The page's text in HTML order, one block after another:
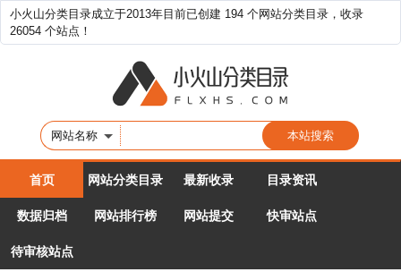
小火山分类目录成立于2013年目前已创建 194 个网站分类目录，收录
26054 个站点！
网站名称
首页 网站分类目录 最新收录 目录资讯
数据归档 网站排行榜 网站提交 快审站点
待审核站点